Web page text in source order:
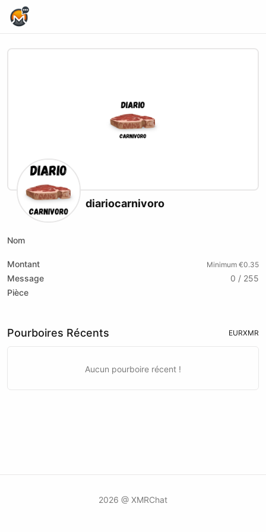
diariocarnivoro
Nom
Montant Minimum €0.35
Message
0 / 255
Pièce
Pourboires Récents EURXMR
Aucun pourboire récent !
2026 @ XMRChat